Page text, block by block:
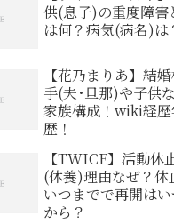
供(息子)の重度障害
は何？病気(病名)は
【花乃まりあ】結
手(夫･旦那)や子供
家族構成！wiki経
歴！
【TWICE】活動休
(休養)理由なぜ？休
いつまでで再開はい
から？